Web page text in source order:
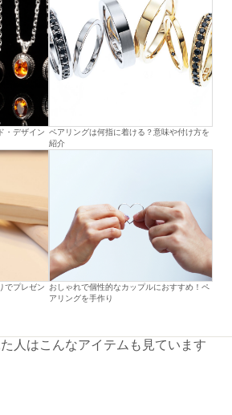
・デザイン ペアリングは何指に着ける？意味や付け方を
紹介
でプレゼン
おしゃれで個性的なカップルにおすすめ！ペ
アリングを手作り
人はこんなアイテムも見ています